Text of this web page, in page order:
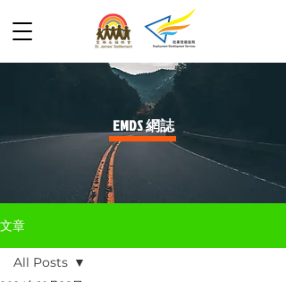
​EMDS 網誌
文章
All Posts